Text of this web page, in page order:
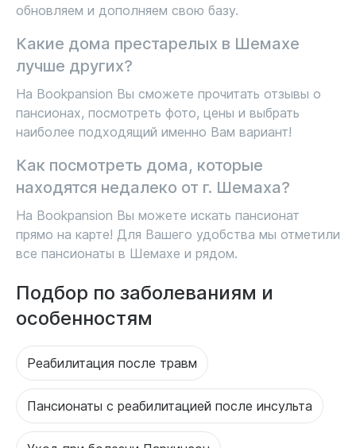
обновляем и дополняем свою базу.
Какие дома престарелых в Шемахе
лучше других?
На Bookpansion Вы сможете прочитать отзывы о
пансионах, посмотреть фото, цены и выбрать
наиболее подходящий именно Вам вариант!
Как посмотреть дома, которые
находятся недалеко от г. Шемаха?
На Bookpansion Вы можете искать пансионат
прямо на карте! Для Вашего удобства мы отметили
все пансионаты в Шемахе и рядом.
Подбор по заболеваниям и
особенностям
Реабилитация после травм
Пансионаты с реабилитацией после инсульта